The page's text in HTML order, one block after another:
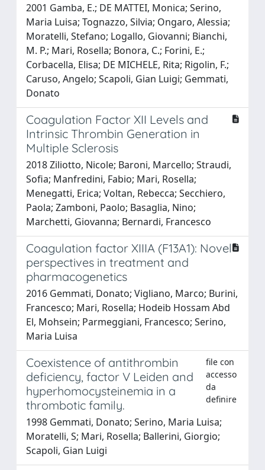
2001 Gamba, E.; DE MATTEI, Monica; Serino,
Maria Luisa; Tognazzo, Silvia; Ongaro, Alessia;
Moratelli, Stefano; Logallo, Giovanni; Bianchi,
M. P.; Mari, Rosella; Bonora, C.; Forini, E.;
Corbacella, Elisa; DE MICHELE, Rita; Rigolin, F.;
Caruso, Angelo; Scapoli, Gian Luigi; Gemmati,
Donato
Coagulation Factor XII Levels and
Intrinsic Thrombin Generation in
Multiple Sclerosis
2018 Ziliotto, Nicole; Baroni, Marcello; Straudi,
Sofia; Manfredini, Fabio; Mari, Rosella;
Menegatti, Erica; Voltan, Rebecca; Secchiero,
Paola; Zamboni, Paolo; Basaglia, Nino;
Marchetti, Giovanna; Bernardi, Francesco
Coagulation factor XIIIA (F13A1): Novel
perspectives in treatment and
pharmacogenetics
2016 Gemmati, Donato; Vigliano, Marco; Burini,
Francesco; Mari, Rosella; Hodeib Hossam Abd
El, Mohsein; Parmeggiani, Francesco; Serino,
Maria Luisa
Coexistence of antithrombin
deficiency, factor V Leiden and
hyperhomocysteinemia in a
thrombotic family.
file con
accesso
da
definire
1998 Gemmati, Donato; Serino, Maria Luisa;
Moratelli, S; Mari, Rosella; Ballerini, Giorgio;
Scapoli, Gian Luigi